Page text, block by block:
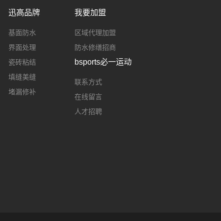
迅高品牌
基面防水
界面处理
瓷砖粘结
填缝美缝
堵漏修补
我要加盟
区域代理加盟
防水修缮招商
bsports必一运动
联系方式
在线留言
人才招聘